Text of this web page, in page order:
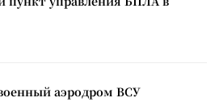
аэродром ВСУ